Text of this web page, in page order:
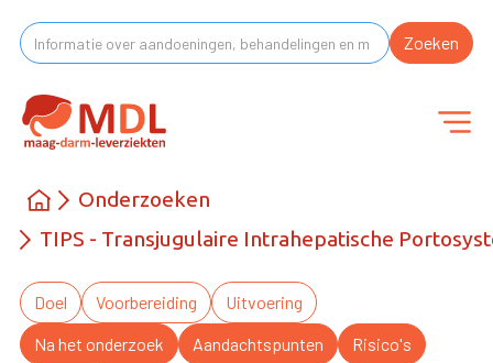
Onderzoeken
TIPS - Transjugulaire Intrahepatische
Doel Voorbereiding
Uitvoering
Na het onderzoek
Aandachtspunten
Risico's